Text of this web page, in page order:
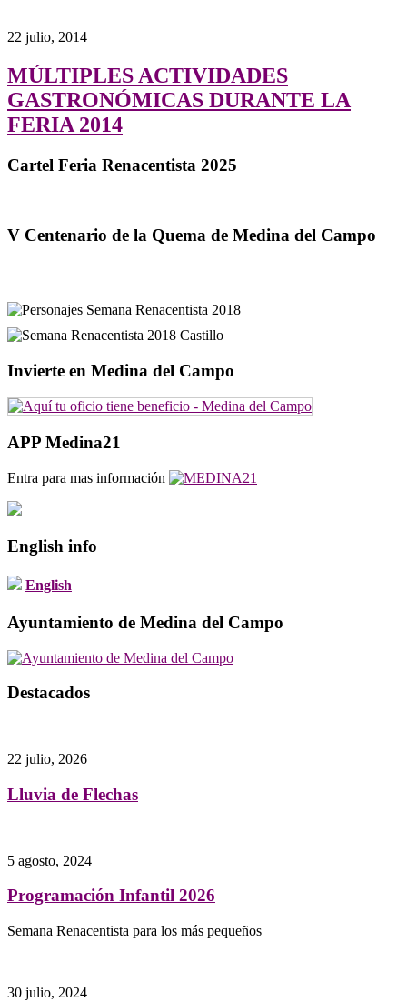
22 julio, 2014
MÚLTIPLES ACTIVIDADES
GASTRONÓMICAS DURANTE LA
FERIA 2014
Cartel Feria Renacentista 2025
V Centenario de la Quema de Medina del Campo
Invierte en Medina del Campo
APP Medina21
Entra para mas información
English info
English
Ayuntamiento de Medina del Campo
Destacados
22 julio, 2026
Lluvia de Flechas
5 agosto, 2024
Programación Infantil 2026
Semana Renacentista para los más pequeños
30 julio, 2024